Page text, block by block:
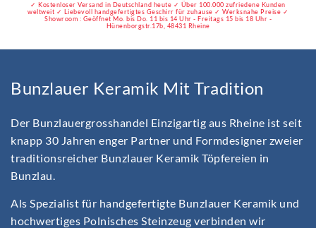
✓ Kostenloser Versand in Deutschland heute ✓ Über 100.000 zufriedene Kunden
weltweit ✓ Liebevoll handgefertigtes Geschirr für zuhause ✓ Werksnahe Preise ✓
Showroom : Geöffnet Mo. bis Do. 11 bis 14 Uhr - Freitags 15 bis 18 Uhr -
Hünenborgstr.17b, 48431 Rheine
Bunzlauer Keramik Mit Tradition
Der Bunzlauergrosshandel Einzigartig aus Rheine ist seit
knapp 30 Jahren enger Partner und Formdesigner zweier
traditionsreicher Bunzlauer Keramik Töpfereien in
Bunzlau.
Als Spezialist für handgefertigte Bunzlauer Keramik und
hochwertiges Polnisches Steinzeug verbinden wir